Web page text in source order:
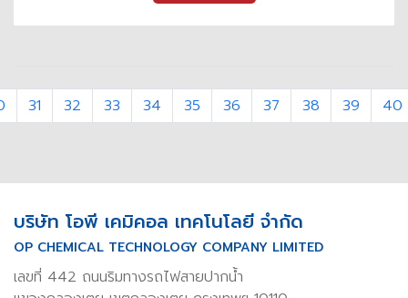
31 32 33 34 35 36 37 38 39 40
บริษัท โอพี เคมิคอล เทคโนโลยี จำกัด
OP CHEMICAL TECHNOLOGY COMPANY LIMITED
เลขที่ 442 ถนนริมทางรถไฟสายปากน้ำ